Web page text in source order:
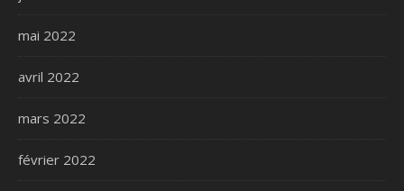
mai 2022
avril 2022
mars 2022
février 2022